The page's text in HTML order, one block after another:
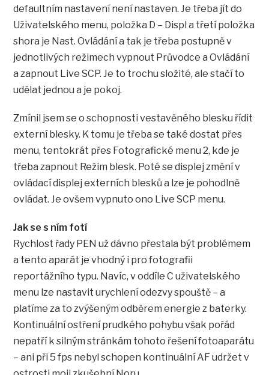
defaultním nastavení není nastaven. Je třeba jít do
Uživatelského menu, položka D – Displ a třetí položka
shora je Nast. Ovládání a tak je třeba postupně v
jednotlivých režimech vypnout Průvodce a Ovládání
a zapnout Live SCP. Je to trochu složité, ale stačí to
udělat jednou a je pokoj.
Zmínil jsem se o schopnosti vestavěného blesku řídit
externí blesky. K tomu je třeba se také dostat přes
menu, tentokrát přes Fotografické menu 2, kde je
třeba zapnout Režim blesk. Poté se displej změní v
ovládací displej externích blesků a lze je pohodlně
ovládat. Je ovšem vypnuto ono Live SCP menu.
Jak se s ním fotí
Rychlost řady PEN už dávno přestala být problémem
a tento aparát je vhodný i pro fotografii
reportážního typu. Navíc, v oddíle C uživatelského
menu lze nastavit urychlení odezvy spouště – a
platíme za to zvýšeným odběrem energie z baterky.
Kontinuální ostření prudkého pohybu však pořád
nepatří k silným stránkám tohoto řešení fotoaparátu
– ani při 5 fps nebyl schopen kontinuální AF udržet v